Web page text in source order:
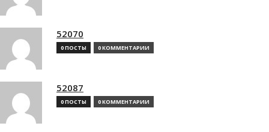
52070
0 ПОСТЫ 0 КОММЕНТАРИИ
52087
0 ПОСТЫ 0 КОММЕНТАРИИ